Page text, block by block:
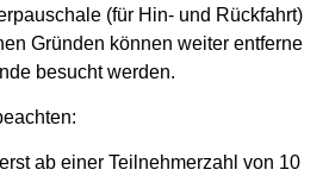
(für Hin- und Rückfahrt)
Gründen können weiter entferne
besucht werden.
ab einer Teilnehmerzahl von 10